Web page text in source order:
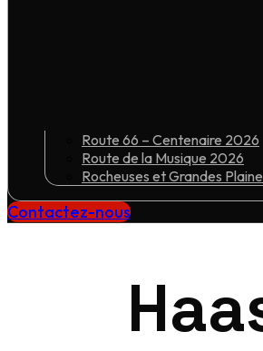
Route 66 – Centenaire 2026
Route de la Musique 2026
Rocheuses et Grandes
Contactez-nous